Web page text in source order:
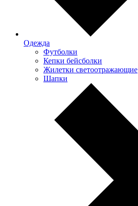
Одежда
Футболки
Кепки бейсболки
Жилетки светоотражающие
Шапки